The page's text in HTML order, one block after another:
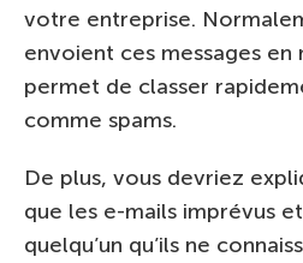
votre entreprise.
envoient ces messages en
permet de classer
comme spams.
De plus, vous devriez
que les e-mails imprévus
quelqu’un qu’ils ne